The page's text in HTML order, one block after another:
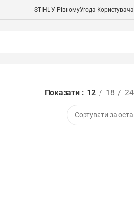
STIHL У РівномуУгода Користувача
Показати 12 18 24